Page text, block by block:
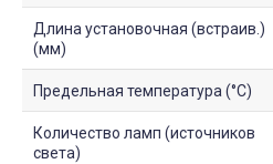
Длина установочная (встраив.)
(мм)
Предельная температура (°C)
Количество ламп (источников
света)